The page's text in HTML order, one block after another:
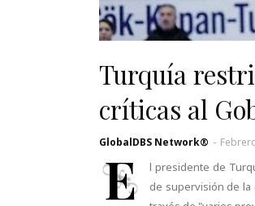
Turquía
críticas al
GlobalDBS Network® -
E
l presidente de
de supervisión de